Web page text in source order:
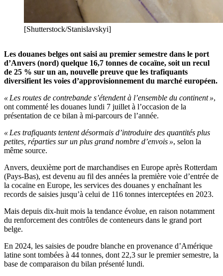
[Shutterstock/Stanislavskyi]
Les douanes belges ont saisi au premier semestre dans le port
d’Anvers (nord) quelque 16,7 tonnes de cocaïne, soit un recul
de 25 % sur un an, nouvelle preuve que les trafiquants
diversifient les voies d’approvisionnement du marché européen.
« Les routes de contrebande s’étendent à l’ensemble du continent »,
ont commenté les douanes lundi 7 juillet à l’occasion de la
présentation de ce bilan à mi-parcours de l’année.
« Les trafiquants tentent désormais d’introduire des quantités plus
petites, réparties sur un plus grand nombre d’envois », selon la
même source.
Anvers, deuxième port de marchandises en Europe après Rotterdam
(Pays-Bas), est devenu au fil des années la première voie d’entrée de
la cocaïne en Europe, les services des douanes y enchaînant les
records de saisies jusqu’à celui de 116 tonnes interceptées en 2023.
Mais depuis dix-huit mois la tendance évolue, en raison notamment
du renforcement des contrôles de conteneurs dans le grand port
belge.
En 2024, les saisies de poudre blanche en provenance d’Amérique
latine sont tombées à 44 tonnes, dont 22,3 sur le premier semestre, la
base de comparaison du bilan présenté lundi.